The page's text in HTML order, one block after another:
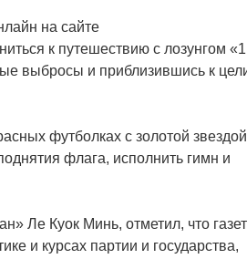
на сайте
к путешествию с лозунгом «1
выбросы и приблизившись к
футболках с золотой звездой
флага, исполнить гимн и
Ле Куок Минь, отметил, что
и курсах партии и государства,